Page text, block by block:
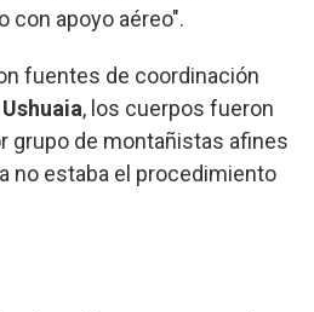
con apoyo aéreo".
fuentes de coordinación
Ushuaia, los cuerpos fueron
grupo de montañistas afines
no estaba el procedimiento